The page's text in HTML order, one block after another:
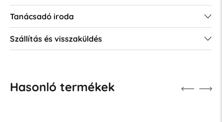
Tanácsadó iroda
Szállítás és visszaküldés
Hasonló termékek